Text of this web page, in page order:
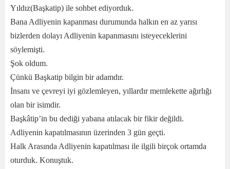
Yıldız(Başkatip) ile sohbet ediyorduk.
Bana Adliyenin kapanması durumunda halkın en az yarısı
bizlerden dolayı Adliyenin kapanmasını isteyeceklerini
söylemişti.
Şok oldum.
Çünkü Başkatip bilgin bir adamdır.
İnsanı ve çevreyi iyi gözlemleyen, yıllardır memlekette ağırlığı
olan bir isimdir.
Başkâtip’in bu dediği yabana atılacak bir fikir değildi.
Adliyenin kapatılmasının üzerinden 3 gün geçti.
Halk Arasında Adliyenin kapatılması ile ilgili birçok ortamda
oturduk. Konuştuk.